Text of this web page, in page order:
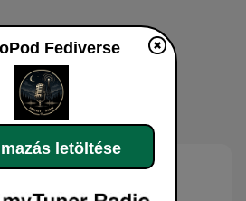
Online
Fediverse
letöltése